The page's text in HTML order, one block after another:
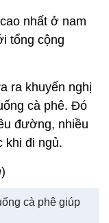
nhất ở nam
tổng cộng
ra khuyến nghị
cà phê. Đó
đường, nhiều
khi đi ngủ.
)
cà phê giúp